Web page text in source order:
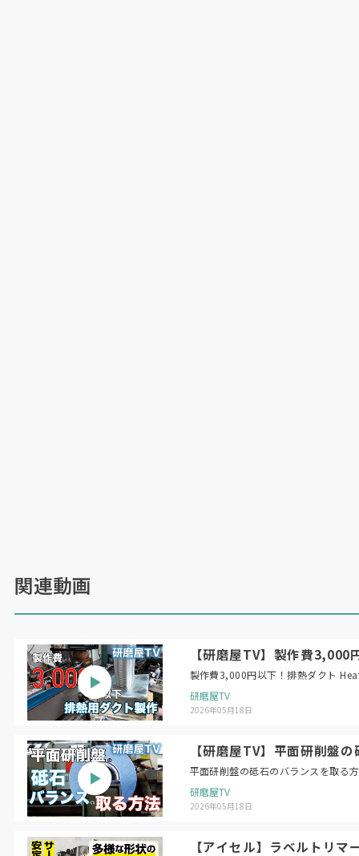
関連動画
【研磨屋TV】製作費
製作
研磨屋TV
2026年05月18日
【研磨屋TV】平面研削
研磨屋TV
2026年05月18日
【アイセル】ラベルトリ